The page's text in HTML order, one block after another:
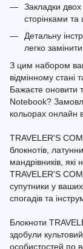
Закладки двох
сторінками та
Детальну
легко
З цим набором
відмінному стані
Бажаєте оновити
Notebook?
кольорах онлайн в
TRAVELER'S
блокнотів,
мандрівників, які
TRAVELER'S
супутники у
спогадів та
Блокноти
здобули
особистостей по